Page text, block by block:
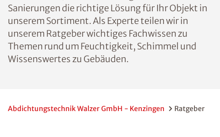
Sanierungen die richtige Lösung für Ihr Objekt in
unserem Sortiment. Als Experte teilen wir in
unserem Ratgeber wichtiges Fachwissen zu
Themen rund um Feuchtigkeit, Schimmel und
Wissenswertes zu Gebäuden.
Abdichtungstechnik Walzer GmbH - Kenzingen Ratgeber